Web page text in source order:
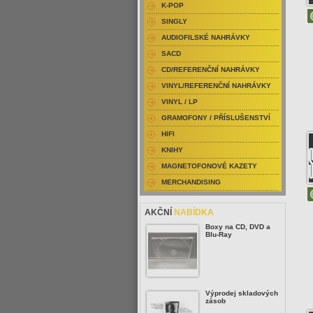
K-POP
SINGLY
AUDIOFILSKÉ NAHRÁVKY
SACD
CD/REFERENČNÍ NAHRÁVKY
VINYL/REFERENČNÍ NAHRÁVKY
VINYL / LP
GRAMOFONY / PŘÍSLUŠENSTVÍ
HIFI
KNIHY
MAGNETOFONOVÉ KAZETY
MERCHANDISING
AKČNÍ NABÍDKA
Boxy na CD, DVD a
Blu-Ray
Výprodej skladových
zásob